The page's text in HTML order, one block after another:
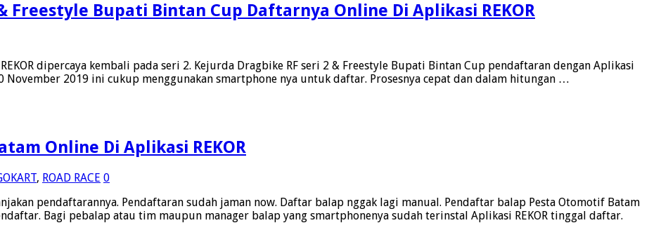
Freestyle Bupati Bintan Cup Daftarnya Online Di Aplikasi REKOR
dipercaya kembali pada seri 2. Kejurda Dragbike RF seri 2 & Freestyle Bupati Bintan Cup pendaftaran dengan Aplikasi
November 2019 ini cukup menggunakan smartphone nya untuk daftar. Prosesnya cepat dan dalam hitungan …
Online Di Aplikasi REKOR
, ROAD RACE 0
pendaftarannya. Pendaftaran sudah jaman now. Daftar balap nggak lagi manual. Pendaftar balap Pesta Otomotif Batam
Bagi pebalap atau tim maupun manager balap yang smartphonenya sudah terinstal Aplikasi REKOR tinggal daftar.